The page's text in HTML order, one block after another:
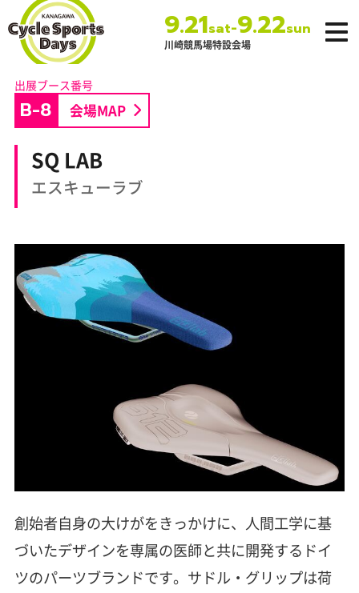
神奈川サイクルス
ポーツデイズ
川崎競馬場特設会場
9.21sat-9.22sun
SQ LAB
エスキューラブ
B-8 会場MAP
創始者自身の大けがをきっかけに、人間工学に基
づいたデザインを専属の医師と共に開発するドイ
ツのパーツブランドです。サドル・グリップは荷